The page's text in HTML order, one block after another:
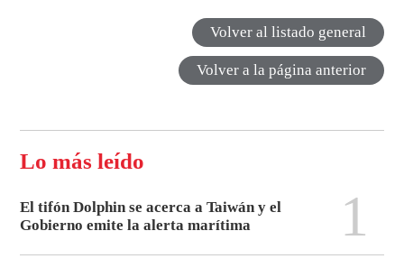
Volver al listado general
Volver a la página anterior
Lo más leído
El tifón Dolphin se acerca a Taiwán y el
Gobierno emite la alerta marítima
1